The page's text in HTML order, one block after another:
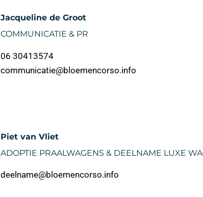
Jacqueline de Groot
COMMUNICATIE & PR
06 30413574
communicatie@bloemencorso.info
Piet van Vliet
ADOPTIE PRAALWAGENS & DEELNAME LUXE
deelname@bloemencorso.info